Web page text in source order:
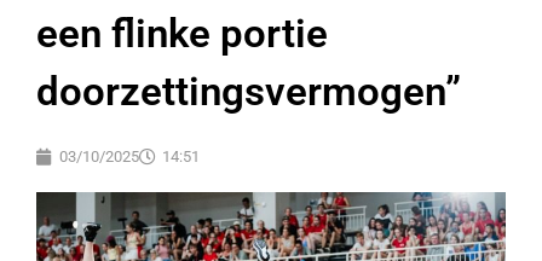
een flinke portie
doorzettingsvermogen”
03/10/2025 14:51